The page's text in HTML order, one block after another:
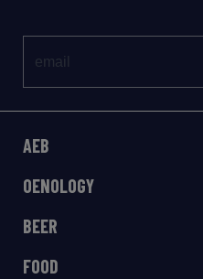
AEB
OENOLOGY
BEER
FOOD